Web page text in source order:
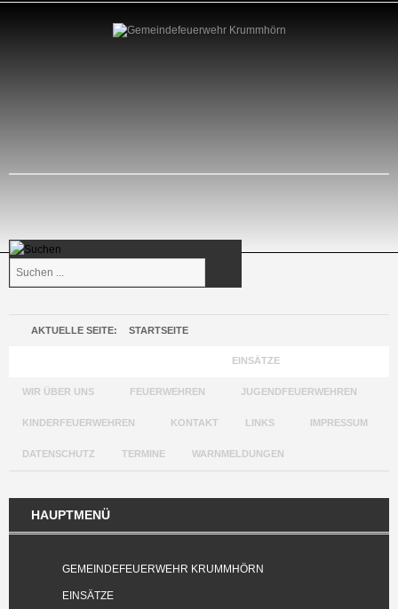
AKTUELLE SEITE: STARTSEITE
EINSÄTZE
WIR ÜBER UNS FEUERWEHREN JUGENDFEUERWEHREN
KINDERFEUERWEHREN KONTAKT LINKS IMPRESSUM
DATENSCHUTZ TERMINE WARNMELDUNGEN
HAUPTMENÜ
GEMEINDEFEUERWEHR KRUMMHÖRN
EINSÄTZE